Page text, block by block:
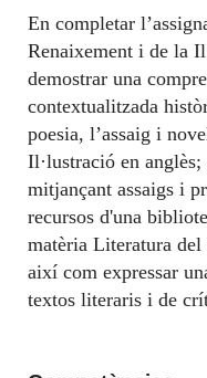
En completar
Renaixement i de la
demostrar una
contextualitzada
poesia, l’assaig i
Il·lustració en
mitjançant assaigs i
recursos d'una
matèria Literatura
així com expressar
textos literaris i de